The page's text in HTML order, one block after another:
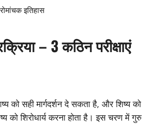
इतिहास
– 3 कठिन परीक्षाएं
सही मार्गदर्शन दे सकता है, और शिष्य को
शिरोधार्य करना होता है। इस चरण में गुरु